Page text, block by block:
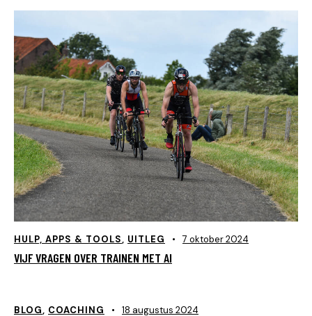
HULP, APPS & TOOLS, UITLEG 7 oktober 2024
VIJF VRAGEN OVER TRAINEN MET AI
BLOG, COACHING 18 augustus 2024